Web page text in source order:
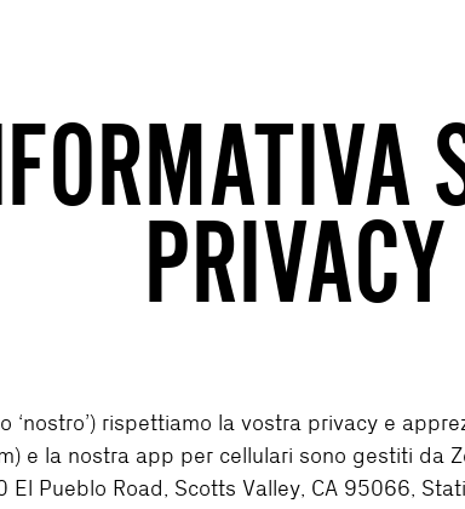
PRIVACY
o ‘nostro’) rispettiamo la vostra privacy e
e la nostra app per cellulari sono gestiti da
Pueblo Road, Scotts Valley, CA 95066,